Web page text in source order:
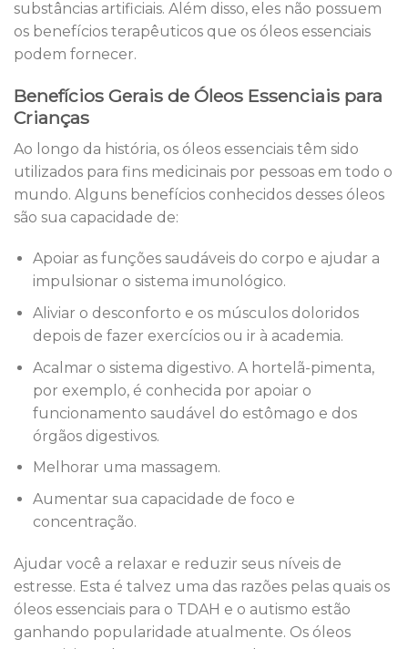
substâncias artificiais. Além disso, eles não possuem
os benefícios terapêuticos que os óleos essenciais
podem fornecer.
Benefícios Gerais de Óleos Essenciais para
Crianças
Ao longo da história, os óleos essenciais têm sido
utilizados ​​para fins medicinais por pessoas em todo o
mundo. Alguns benefícios conhecidos desses óleos
são sua capacidade de:
Apoiar as funções saudáveis ​​do corpo e ajudar a
impulsionar o sistema imunológico.
Aliviar o desconforto e os músculos doloridos
depois de fazer exercícios ou ir à academia.
Acalmar o sistema digestivo. A hortelã-pimenta,
por exemplo, é conhecida por apoiar o
funcionamento saudável do estômago e dos
órgãos digestivos.
Melhorar uma massagem.
Aumentar sua capacidade de foco e
concentração.
Ajudar você a relaxar e reduzir seus níveis de
estresse. Esta é talvez uma das razões pelas quais os
óleos essenciais para o TDAH e o autismo estão
ganhando popularidade atualmente. Os óleos